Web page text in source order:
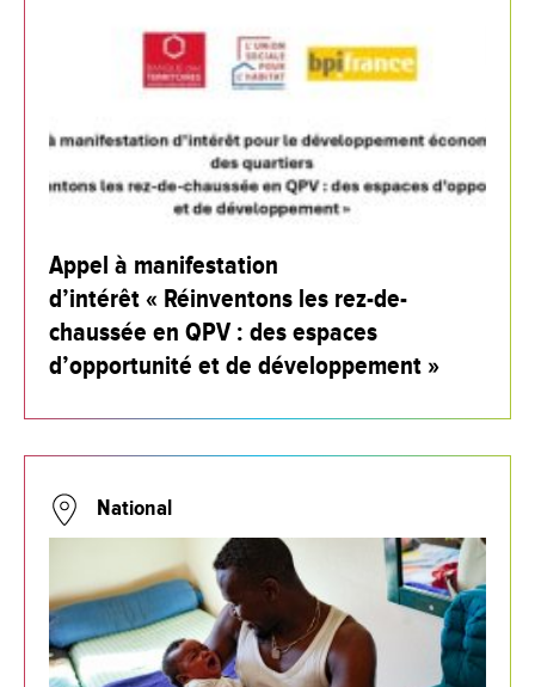
Appel à manifestation
d’intérêt « Réinventons les rez-de-
chaussée en QPV : des espaces
d’opportunité et de développement »
National